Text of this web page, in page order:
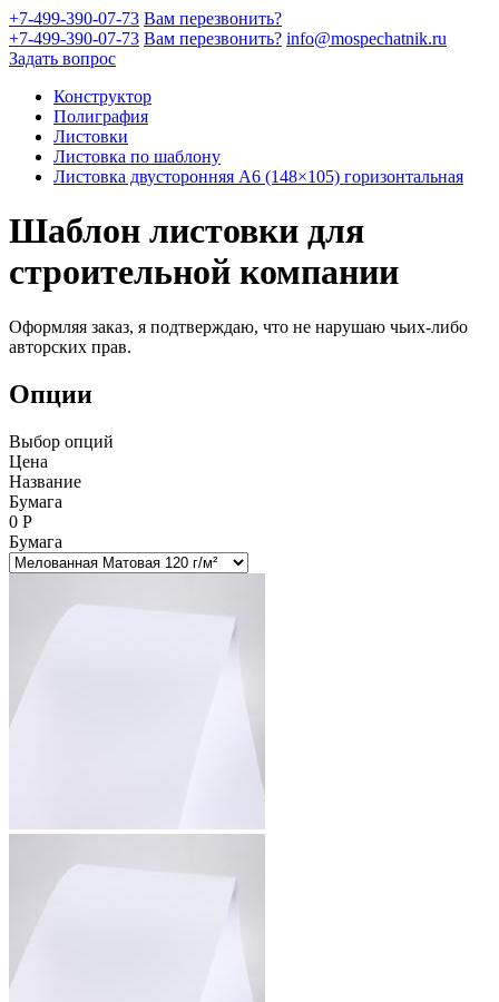
+7-499-390-07-73 Вам перезвонить?
+7-499-390-07-73 Вам перезвонить? info@mospechatnik.ru
Задать вопрос
Конструктор
Полиграфия
Листовки
Листовка по шаблону
Листовка двусторонняя A6 (148×105) горизонтальная
Шаблон листовки для
строительной компании
Оформляя заказ, я подтверждаю, что не нарушаю чьих-либо
авторских прав.
Опции
Выбор опций
Цена
Название
Бумага
0 Р
Бумага